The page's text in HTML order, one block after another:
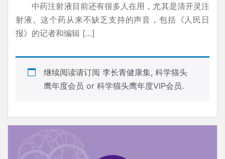
中药注射液目前还有很多人在用，尤其是清开灵注
射液。这个药从来不缺乏支持的声音，包括《人民日
报》的记者和编辑 […]
继续阅读请订阅 李长青健康集, 科学猫头
鹰年度会员 or 科学猫头鹰年度VIP会员.